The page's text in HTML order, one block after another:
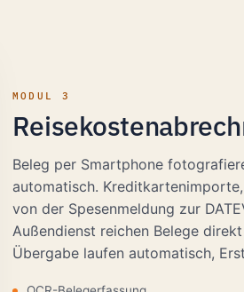
MODUL 3
Beleg per Smartphone
automatisch.
von der Spesenmeldung zur
Außendienst reichen Belege
Übergabe laufen automatisch,